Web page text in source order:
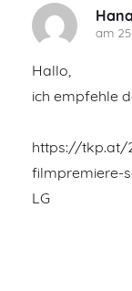
Hana
am
Hallo,
ich empfehle
https://tkp.at/
filmpremiere-
LG